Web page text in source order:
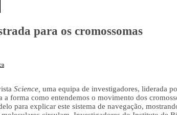
para os cromossomas
Science, uma equipa de investigadores, liderada
a forma como entendemos o movimento dos
para explicar este sistema de navegação,